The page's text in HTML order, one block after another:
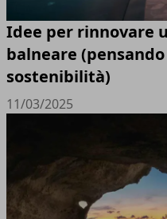
Idee per rinnovare
balneare
sostenibilità)
11/03/2025